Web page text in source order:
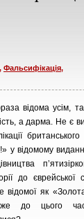
, Фальсифікація,
відома усім,
а дарма. Не є
у відомому
до єврейської
відомої як
до цього